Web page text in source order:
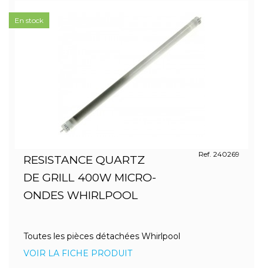
RESISTANCE QUARTZ
DE GRILL 400W MICRO-
ONDES WHIRLPOOL
Ref. 240269
Toutes les pièces détachées Whirlpool
VOIR LA FICHE PRODUIT
En stock